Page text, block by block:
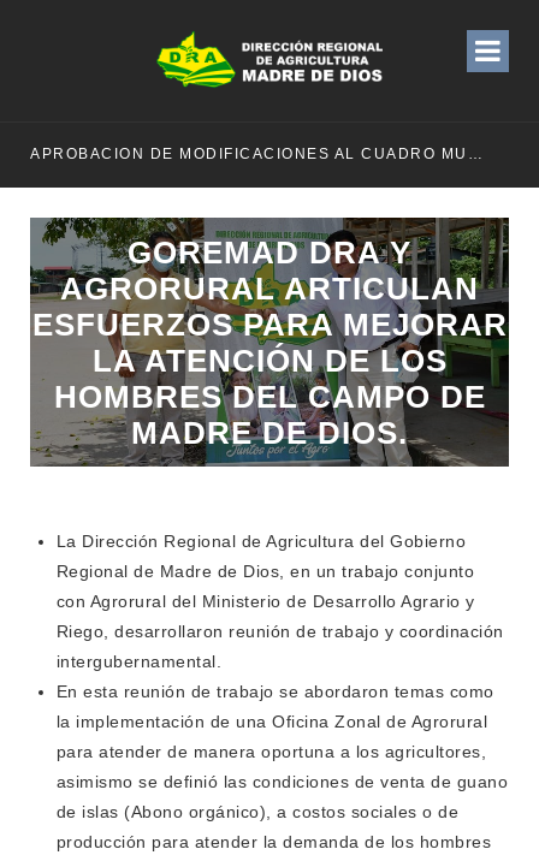
APROBACION DE MODIFICACIONES AL CUADRO MULTIANUAL DE NECESIDADESDE DE LA DIRECCION REGIONAL DE DESARROLLO AGROPECUARIO Y RIEGO MES DE MAYO
GOREMAD DRA Y
AGRORURAL ARTICULAN
ESFUERZOS PARA MEJORAR
LA ATENCIÓN DE LOS
HOMBRES DEL CAMPO DE
MADRE DE DIOS.
La Dirección Regional de Agricultura del Gobierno
Regional de Madre de Dios, en un trabajo conjunto
con Agrorural del Ministerio de Desarrollo Agrario y
Riego, desarrollaron reunión de trabajo y coordinación
intergubernamental.
En esta reunión de trabajo se abordaron temas como
la implementación de una Oficina Zonal de Agrorural
para atender de manera oportuna a los agricultores,
asimismo se definió las condiciones de venta de guano
de islas (Abono orgánico), a costos sociales o de
producción para atender la demanda de los hombres